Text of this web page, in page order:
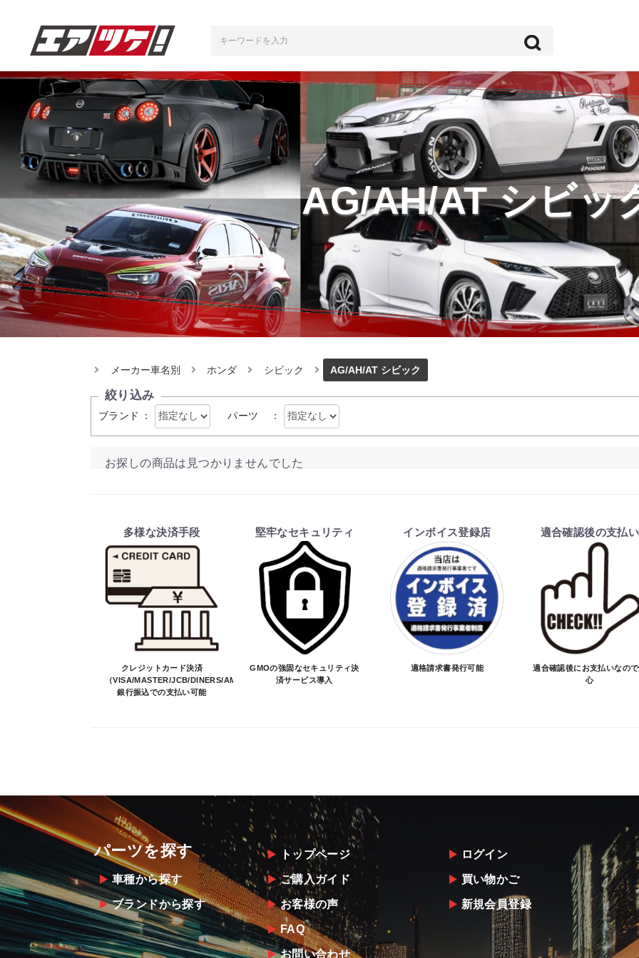
AG/AH/AT シビッ
メーカー車名別 ホンダ シビック AG/AH/AT シビック
絞り込み
ブランド ： パーツ ：
お探しの商品は見つかりませんでした
多様な決済手段
クレジットカード決済
（VISA/MASTER/JCB/DINERS/AMEX）、
銀行振込での支払い可能
堅牢なセキュリティ
GMOの強固なセキュリティ決
済サービス導入
インボイス登録店
適格請求書発行可能
適合確認後の支払い
適合確認後にお支払いなの
心
パーツを探す
車種から探す
ブランドから探す
トップページ
ご購入ガイド
お客様の声
FAQ
お問い合わせ
ログイン
買い物かご
新規会員登録